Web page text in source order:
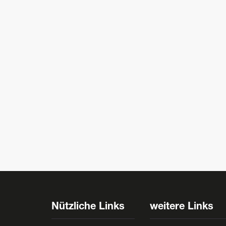
Nützliche Links weitere Links